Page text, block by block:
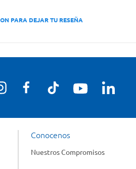
PARA DEJAR TU RESEÑA
Conocenos
Nuestros Compromisos